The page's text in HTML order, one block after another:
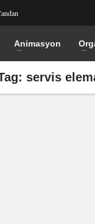
Animasyon
servis